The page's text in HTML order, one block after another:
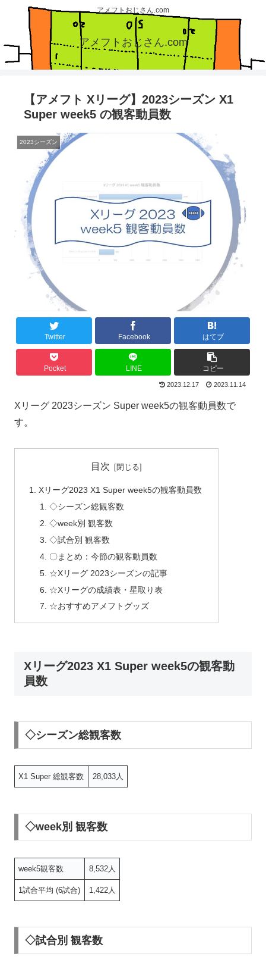
アメフトおじさん.com
アメフトおじさん.com
【アメフト Xリーグ】2023シーズン X1
Super week5 の観客動員数
2023シーズン
Twitter Facebook はてブ
Pocket LINE コピー
2023.12.17 2023.11.14
Xリーグ 2023シーズン Super week5の観客動員数で
す。
目次
Xリーグ2023 X1 Super week5の観客動員数
◇シーズン総観客数
◇week別 観客数
◇試合別 観客数
〇まとめ：今節の観客動員数
☆Xリーグ 2023シーズンの記事
☆Xリーグの成績表・星取り表
☆おすすめアメフトグッズ
Xリーグ2023 X1 Super week5の観客動
員数
◇シーズン総観客数
X1 Super 総観客数 28,033人
◇week別 観客数
week5観客数 8,532人
1試合平均 (6試合) 1,422人
◇試合別 観客数